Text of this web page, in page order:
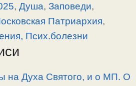
,Душа,Заповеди,
Патриархия,
Псих.болезни
на Духа Святого, и о МП. О